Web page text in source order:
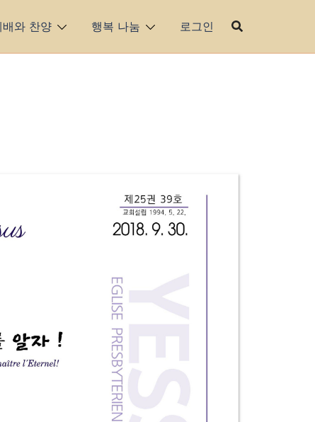
배와 찬양 행복 나눔 로그인